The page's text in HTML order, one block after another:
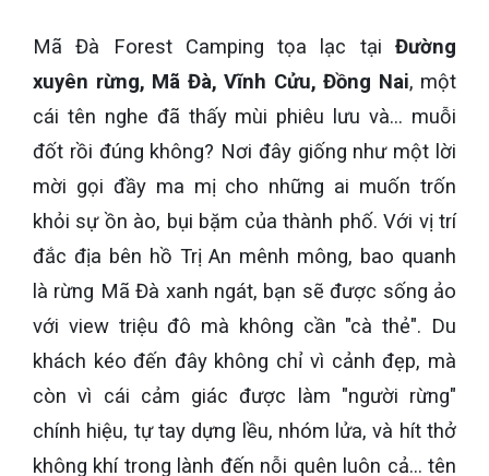
Mã Đà Forest Camping tọa lạc tại Đường
xuyên rừng, Mã Đà, Vĩnh Cửu, Đồng Nai, một
cái tên nghe đã thấy mùi phiêu lưu và... muỗi
đốt rồi đúng không? Nơi đây giống như một lời
mời gọi đầy ma mị cho những ai muốn trốn
khỏi sự ồn ào, bụi bặm của thành phố. Với vị trí
đắc địa bên hồ Trị An mênh mông, bao quanh
là rừng Mã Đà xanh ngát, bạn sẽ được sống ảo
với view triệu đô mà không cần "cà thẻ". Du
khách kéo đến đây không chỉ vì cảnh đẹp, mà
còn vì cái cảm giác được làm "người rừng"
chính hiệu, tự tay dựng lều, nhóm lửa, và hít thở
không khí trong lành đến nỗi quên luôn cả... tên